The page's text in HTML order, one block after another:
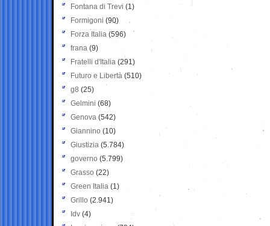
Fontana di Trevi (1)
Formigoni (90)
Forza Italia (596)
frana (9)
Fratelli d'Italia (291)
Futuro e Libertà (510)
g8 (25)
Gelmini (68)
Genova (542)
Giannino (10)
Giustizia (5.784)
governo (5.799)
Grasso (22)
Green Italia (1)
Grillo (2.941)
Idv (4)